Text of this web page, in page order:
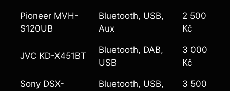
Pioneer MVH-
S120UB
Bluetooth, USB,
Aux
2 500
Kč
JVC KD-X451BT
Bluetooth, DAB,
USB
3 000
Kč
Sony DSX-
Bluetooth, USB,
3 500